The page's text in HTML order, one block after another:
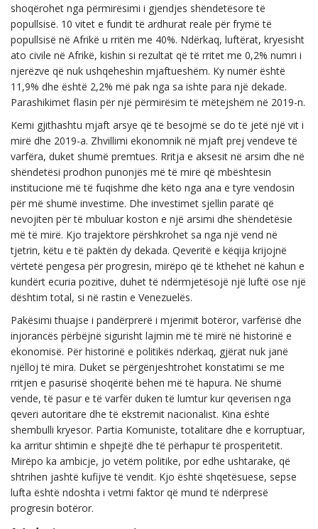
shoqërohet nga përmirësimi i gjendjes shëndetësore të
popullsisë. 10 vitet e fundit të ardhurat reale për frymë të
popullsisë në Afrikë u rritën me 40%. Ndërkaq, luftërat, kryesisht
ato civile në Afrikë, kishin si rezultat që të rritet me 0,2% numri i
njerëzve që nuk ushqeheshin mjaftueshëm. Ky numër është
11,9% dhe është 2,2% më pak nga sa ishte para një dekade.
Parashikimet flasin për një përmirësim të mëtejshëm në 2019-n.
Kemi gjithashtu mjaft arsye që të besojmë se do të jetë një vit i
mirë dhe 2019-a. Zhvillimi ekonomnik në mjaft prej vendeve të
varfëra, duket shumë premtues. Rritja e aksesit në arsim dhe në
shëndetësi prodhon punonjës më të mirë që mbështesin
institucione më të fuqishme dhe këto nga ana e tyre vendosin
për më shumë investime. Dhe investimet sjellin paratë që
nevojiten për të mbuluar koston e një arsimi dhe shëndetësie
më të mirë. Kjo trajektore përshkrohet sa nga një vend në
tjetrin, këtu e të paktën dy dekada. Qeveritë e këqija krijojnë
vërtetë pengesa për progresin, mirëpo që të kthehet në kahun e
kundërt ecuria pozitive, duhet të ndërmjetësojë një luftë ose një
dështim total, si në rastin e Venezuelës.
Pakësimi thuajse i pandërprerë i mjerimit botëror, varfërisë dhe
injorancës përbëjnë sigurisht lajmin më të mirë në historinë e
ekonomisë. Për historinë e politikës ndërkaq, gjërat nuk janë
njëlloj të mira. Duket se përgënjeshtrohet konstatimi se me
rritjen e pasurisë shoqëritë bëhen më të hapura. Në shumë
vende, të pasur e të varfër duken të lumtur kur qeverisen nga
qeveri autoritare dhe të ekstremit nacionalist. Kina është
shembulli kryesor. Partia Komuniste, totalitare dhe e korruptuar,
ka arritur shtimin e shpejtë dhe të përhapur të prosperitetit.
Mirëpo ka ambicje, jo vetëm politike, por edhe ushtarake, që
shtrihen jashtë kufijve të vendit. Kjo është shqetësuese, sepse
lufta është ndoshta i vetmi faktor që mund të ndërpresë
progresin botëror.